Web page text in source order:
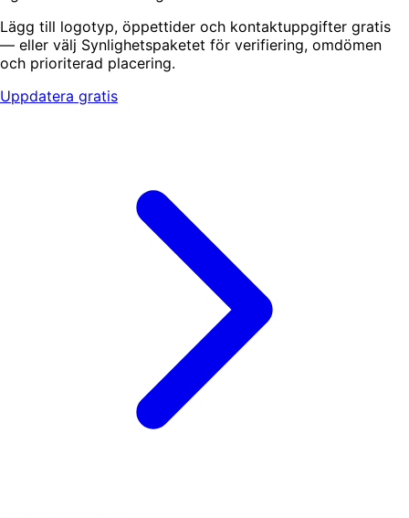
Lägg till logotyp, öppettider och kontaktuppgifter gratis
— eller välj Synlighetspaketet för verifiering, omdömen
och prioriterad placering.
Uppdatera gratis